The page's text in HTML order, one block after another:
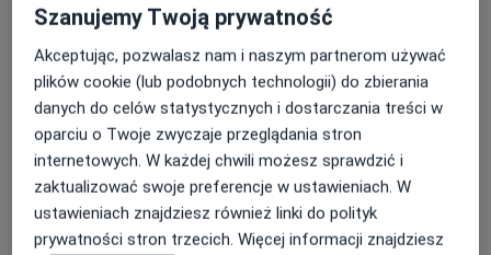
lek. Michał Włodarczyk
Dermatolog, Wenerolog·Więcej
399 opinii
Szanujemy Twoją prywatność
Akceptując, pozwalasz nam i naszym partnerom używać
plików cookie (lub podobnych technologii) do zbierania
danych do celów statystycznych i dostarczania treści w
oparciu o Twoje zwyczaje przeglądania stron
internetowych. W każdej chwili możesz sprawdzić i
zaktualizować swoje preferencje w ustawieniach. W
ustawieniach znajdziesz również linki do polityk
prywatności stron trzecich. Więcej informacji znajdziesz